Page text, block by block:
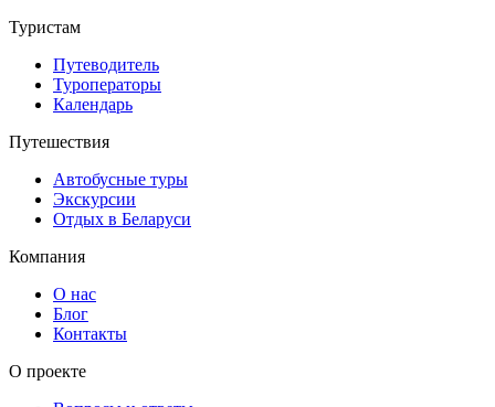
Туристам
Путеводитель
Туроператоры
Календарь
Путешествия
Автобусные туры
Экскурсии
Отдых в Беларуси
Компания
О нас
Блог
Контакты
О проекте